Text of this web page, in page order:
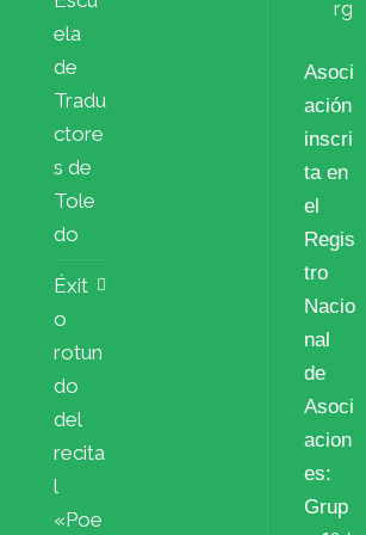
ela
de
Tradu
ctore
s de
Tole
do
Éxit
o
rotun
do
del
recita
l
«Poe
rg
Asoci
ación
inscri
ta en
el
Regis
tro
Nacio
nal
de
Asoci
acion
es:
Grup